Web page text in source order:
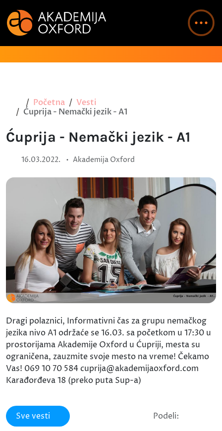
Početna
Vesti
Ćuprija - Nemački jezik - A1
Ćuprija - Nemački jezik - A1
16.03.2022. • Akademija Oxford
Dragi polaznici, Informativni čas za grupu nemačkog
jezika nivo A1 održaće se 16.03. sa početkom u 17:30 u
prostorijama Akademije Oxford u Ćupriji, mesta su
ograničena, zauzmite svoje mesto na vreme! Čekamo
Vas! 069 10 70 584 cuprija@akademijaoxford.com
Karađorđeva 18 (preko puta Sup-a)
Sve vesti Podeli: